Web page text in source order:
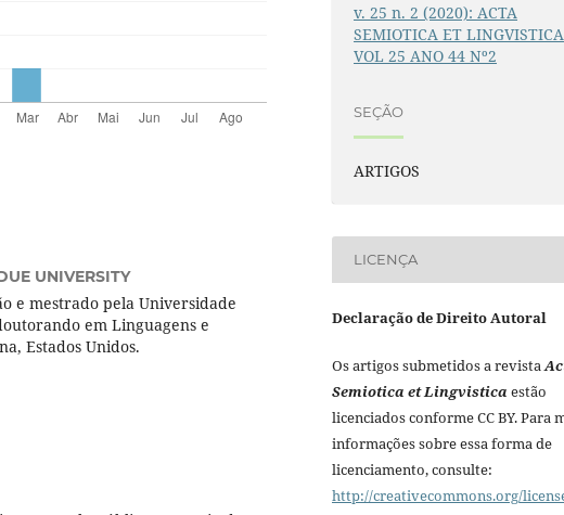
UNIVERSITY
e mestrado pela Universidade
em Linguagens e
Estados Unidos.
v. 25 n. 2 (2020): ACTA
SEMIOTICA ET LINGVISTICA
VOL 25 ANO 44 Nº2
SEÇÃO
ARTIGOS
LICENÇA
Declaração de Direito Autoral
Os artigos submetidos a revista
Semiotica et Lingvistica estão
licenciados conforme CC BY. Para
informações sobre essa forma de
licenciamento, consulte:
http://creativecommons.org/